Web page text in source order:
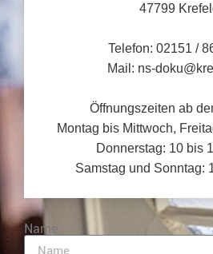
47799
Telefon: 02151 /
Mail: ns-
Öffnungszeiten ab
Montag bis Mittwoch,
Donnerstag: 10 bis
Samstag und Sonntag:
Name